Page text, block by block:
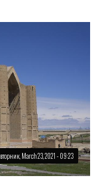
вторник, March 23, 2021 - 09:23